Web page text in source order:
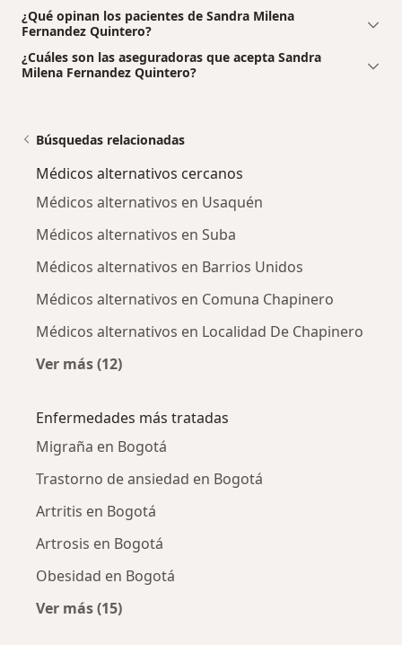
¿Qué opinan los pacientes de Sandra Milena
Fernandez Quintero?
¿Cuáles son las aseguradoras que acepta Sandra
Milena Fernandez Quintero?
Búsquedas relacionadas
Médicos alternativos cercanos
Médicos alternativos en Usaquén
Médicos alternativos en Suba
Médicos alternativos en Barrios Unidos
Médicos alternativos en Comuna Chapinero
Médicos alternativos en Localidad De Chapinero
Ver más (12)
Enfermedades más tratadas
Migraña en Bogotá
Trastorno de ansiedad en Bogotá
Artritis en Bogotá
Artrosis en Bogotá
Obesidad en Bogotá
Ver más (15)